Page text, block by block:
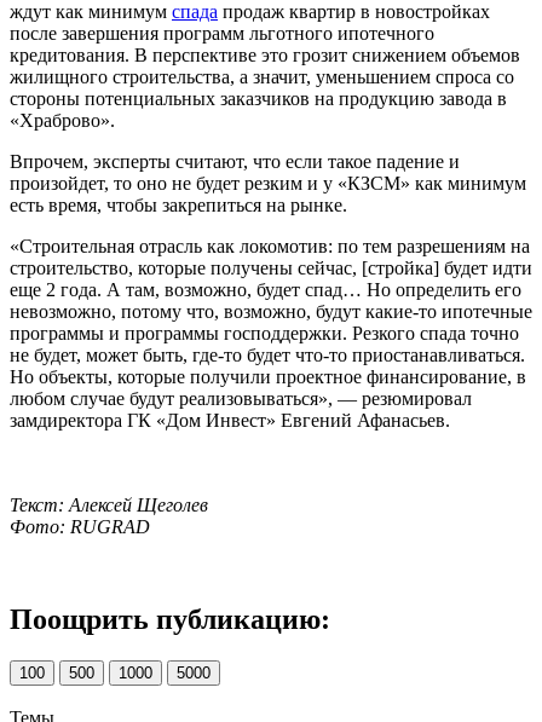
ждут как минимум спада продаж квартир в новостройках
после завершения программ льготного ипотечного
кредитования. В перспективе это грозит снижением объемов
жилищного строительства, а значит, уменьшением спроса со
стороны потенциальных заказчиков на продукцию завода в
«Храброво».
Впрочем, эксперты считают, что если такое падение и
произойдет, то оно не будет резким и у «КЗСМ» как минимум
есть время, чтобы закрепиться на рынке.
«Строительная отрасль как локомотив: по тем разрешениям на
строительство, которые получены сейчас, [стройка] будет идти
еще 2 года. А там, возможно, будет спад… Но определить его
невозможно, потому что, возможно, будут какие-то ипотечные
программы и программы господдержки. Резкого спада точно
не будет, может быть, где-то будет что-то приостанавливаться.
Но объекты, которые получили проектное финансирование, в
любом случае будут реализовываться», — резюмировал
замдиректора ГК «Дом Инвест» Евгений Афанасьев.
Текст: Алексей Щеголев
Фото: RUGRAD
Поощрить публикацию:
100 500 1000 5000
Темы